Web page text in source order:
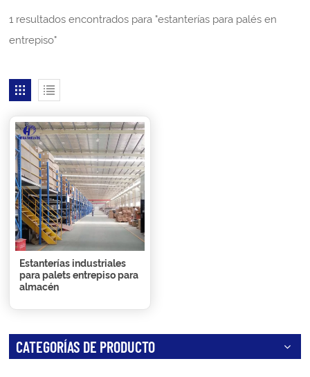
1 resultados encontrados para "estanterías para palés en
entrepiso"
Estanterías industriales
para palets entrepiso para
almacén
CATEGORÍAS DE PRODUCTO